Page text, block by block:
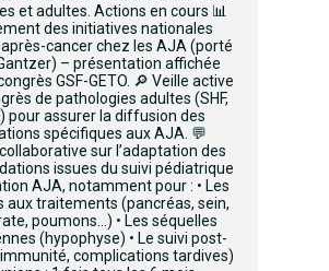
et adultes. Actions en cours 📊
des initiatives nationales
cancer chez les AJA (porté
– présentation affichée
GSF-GETO. 🔎 Veille active
de pathologies adultes (SHF,
pour assurer la diffusion des
spécifiques aux AJA. 💬
sur l’adaptation des
issues du suivi pédiatrique
AJA, notamment pour : • Les
aux traitements (pancréas, sein,
poumons…) • Les séquelles
(hypophyse) • Le suivi post-
complications tardives)